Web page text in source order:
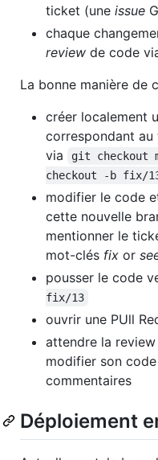
ticket (une issue
chaque
review de code
La bonne manière de
créer localement
correspondant
via
git checkout
checkout -b fix/
modifier le code
cette nouvelle
mentionner le
mot-clés fix or
pousser le code
fix/13
ouvrir une PUll
attendre la
modifier son
commentaires
Déploiement